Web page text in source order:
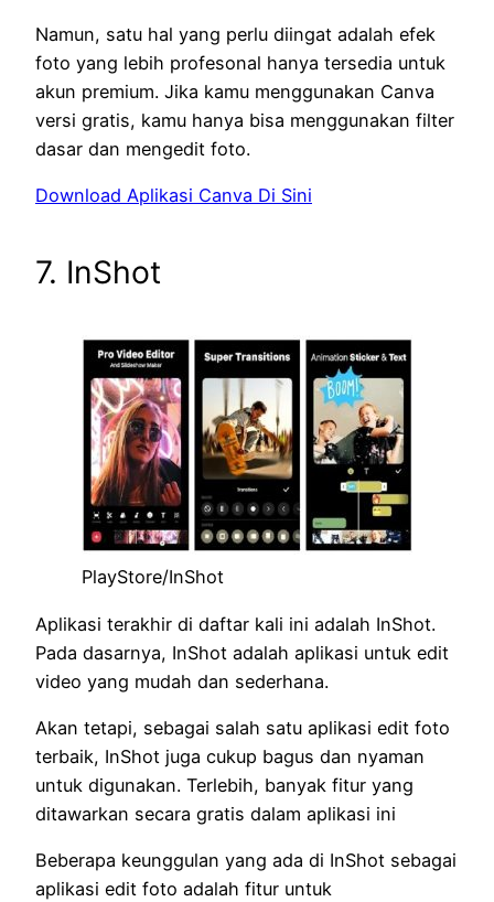
Namun, satu hal yang perlu diingat adalah efek
foto yang lebih profesonal hanya tersedia untuk
akun premium. Jika kamu menggunakan Canva
versi gratis, kamu hanya bisa menggunakan filter
dasar dan mengedit foto.
Download Aplikasi Canva Di Sini
7. InShot
PlayStore/InShot
Aplikasi terakhir di daftar kali ini adalah InShot.
Pada dasarnya, InShot adalah aplikasi untuk edit
video yang mudah dan sederhana.
Akan tetapi, sebagai salah satu aplikasi edit foto
terbaik, InShot juga cukup bagus dan nyaman
untuk digunakan. Terlebih, banyak fitur yang
ditawarkan secara gratis dalam aplikasi ini
Beberapa keunggulan yang ada di InShot sebagai
aplikasi edit foto adalah fitur untuk